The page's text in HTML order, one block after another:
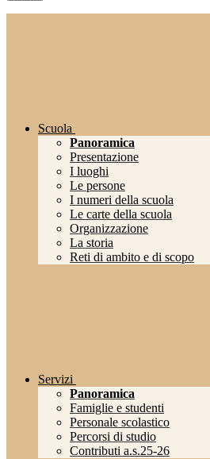
Scuola
Panoramica
Presentazione
I luoghi
Le persone
I numeri della scuola
Le carte della scuola
Organizzazione
La storia
Reti di ambito e di scopo
Servizi
Panoramica
Famiglie e studenti
Personale scolastico
Percorsi di studio
Contributi a.s.25-26